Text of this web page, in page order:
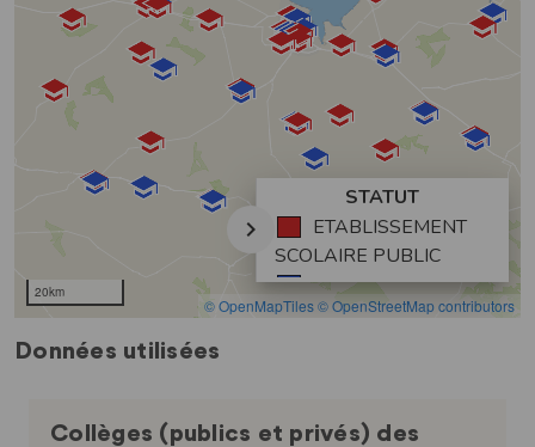
Données utilisées
Collèges (publics et privés) des